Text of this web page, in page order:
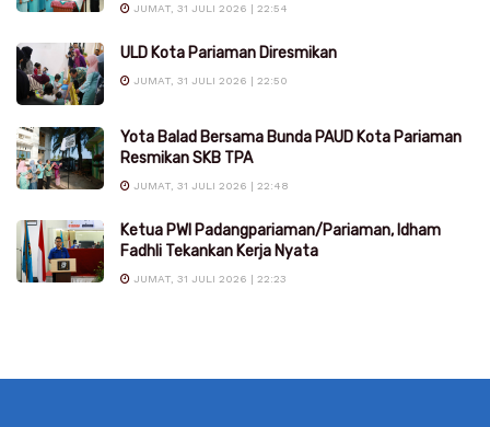
JUMAT, 31 JULI 2026 | 22:54
ULD Kota Pariaman Diresmikan
JUMAT, 31 JULI 2026 | 22:50
Yota Balad Bersama Bunda PAUD Kota Pariaman
Resmikan SKB TPA
JUMAT, 31 JULI 2026 | 22:48
Ketua PWI Padangpariaman/Pariaman, Idham
Fadhli Tekankan Kerja Nyata
JUMAT, 31 JULI 2026 | 22:23